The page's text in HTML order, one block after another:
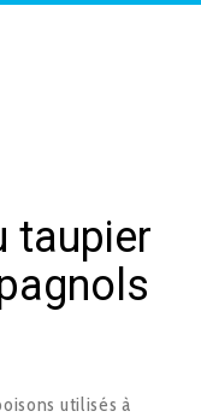
taupier
utilisés à